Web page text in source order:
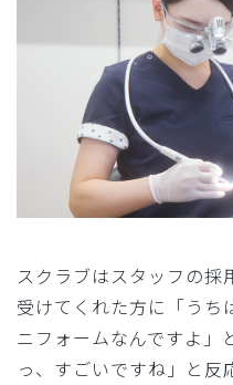
スクラブはスタッフの採
受けてくれた方に「うち
ニフォームなんですよ」
っ、すごいですね」と反